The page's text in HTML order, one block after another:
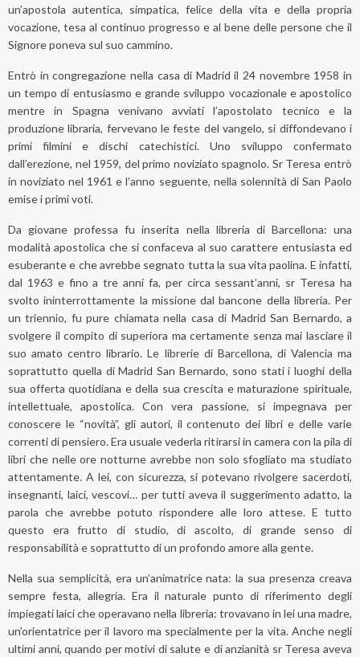
un’apostola autentica, simpatica, felice della vita e della propria
vocazione, tesa al continuo progresso e al bene delle persone che il
Signore poneva sul suo cammino.
Entrò in congregazione nella casa di Madrid il 24 novembre 1958 in
un tempo di entusiasmo e grande sviluppo vocazionale e apostolico
mentre in Spagna venivano avviati l’apostolato tecnico e la
produzione libraria, fervevano le feste del vangelo, si diffondevano i
primi filmini e dischi catechistici. Uno sviluppo confermato
dall’erezione, nel 1959, del primo noviziato spagnolo. Sr Teresa entrò
in noviziato nel 1961 e l’anno seguente, nella solennità di San Paolo
emise i primi voti.
Da giovane professa fu inserita nella libreria di Barcellona: una
modalità apostolica che si confaceva al suo carattere entusiasta ed
esuberante e che avrebbe segnato tutta la sua vita paolina. E infatti,
dal 1963 e fino a tre anni fa, per circa sessant’anni, sr Teresa ha
svolto ininterrottamente la missione dal bancone della libreria. Per
un triennio, fu pure chiamata nella casa di Madrid San Bernardo, a
svolgere il compito di superiora ma certamente senza mai lasciare il
suo amato centro librario. Le librerie di Barcellona, di Valencia ma
soprattutto quella di Madrid San Bernardo, sono stati i luoghi della
sua offerta quotidiana e della sua crescita e maturazione spirituale,
intellettuale, apostolica. Con vera passione, si impegnava per
conoscere le “novità”, gli autori, il contenuto dei libri e delle varie
correnti di pensiero. Era usuale vederla ritirarsi in camera con la pila di
libri che nelle ore notturne avrebbe non solo sfogliato ma studiato
attentamente. A lei, con sicurezza, si potevano rivolgere sacerdoti,
insegnanti, laici, vescovi… per tutti aveva il suggerimento adatto, la
parola che avrebbe potuto rispondere alle loro attese. E tutto
questo era frutto di studio, di ascolto, di grande senso di
responsabilità e soprattutto di un profondo amore alla gente.
Nella sua semplicità, era un’animatrice nata: la sua presenza creava
sempre festa, allegria. Era il naturale punto di riferimento degli
impiegati laici che operavano nella libreria: trovavano in lei una madre,
un’orientatrice per il lavoro ma specialmente per la vita. Anche negli
ultimi anni, quando per motivi di salute e di anzianità sr Teresa aveva